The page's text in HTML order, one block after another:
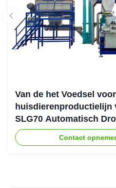
Van de het Voedsel voor
huisdierenproductielijn
SLG70 Automatisch
de de Schroefextruder
Tweeling
Contact